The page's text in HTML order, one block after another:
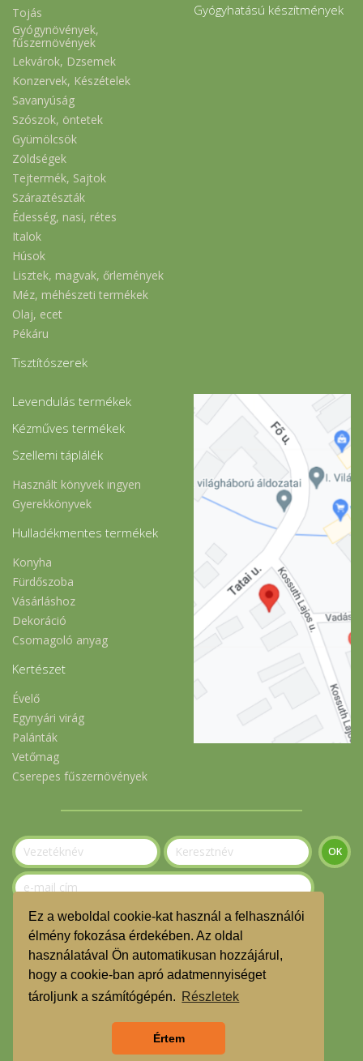
Ez a weboldal cookie-kat használ a felhasználói
élmény fokozása érdekében. Az oldal
használatával Ön automatikusan hozzájárul,
hogy a cookie-ban apró adatmennyiséget
tároljunk a számítógépén. Részletek
Értem
Tojás
Gyógynövények,
fűszernövények
Lekvárok, Dzsemek
Konzervek, Készételek
Savanyúság
Szószok, öntetek
Gyümölcsök
Zöldségek
Tejtermék, Sajtok
Száraztészták
Édesség, nasi, rétes
Italok
Húsok
Lisztek, magvak, őrlemények
Méz, méhészeti termékek
Olaj, ecet
Pékáru
Tisztítószerek
Gyógyhatású készítmények
Levendulás termékek
Kézműves termékek
Szellemi táplálék
Használt könyvek ingyen
Gyerekkönyvek
Hulladékmentes termékek
Konyha
Fürdőszoba
Vásárláshoz
Dekoráció
Csomagoló anyag
Kertészet
Évelő
Egynyári virág
Palánták
Vetőmag
Cserepes fűszernövények
Szeretnék feliratkozni a hírlevélre.
© Gerecse Szatyor Közösség 2023
ÁSZF
Adatvédelmi nyilatkozat
TMR